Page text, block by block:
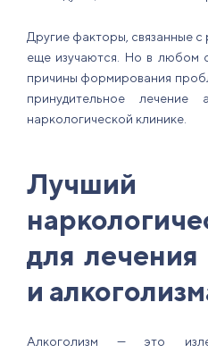
Другие факторы, связанные с
еще изучаются. Но в любом
причины формирования
принудительное лечение
наркологической клинике.
Лучший
для
и
Алкоголизм — это